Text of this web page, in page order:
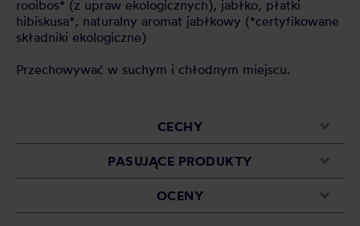
rooibos* (z upraw ekologicznych), jabłko, płatki
hibiskusa*, naturalny aromat jabłkowy (*certyfikowane
składniki ekologiczne)
Przechowywać w suchym i chłodnym miejscu.
CECHY
PASUJĄCE PRODUKTY
OCENY